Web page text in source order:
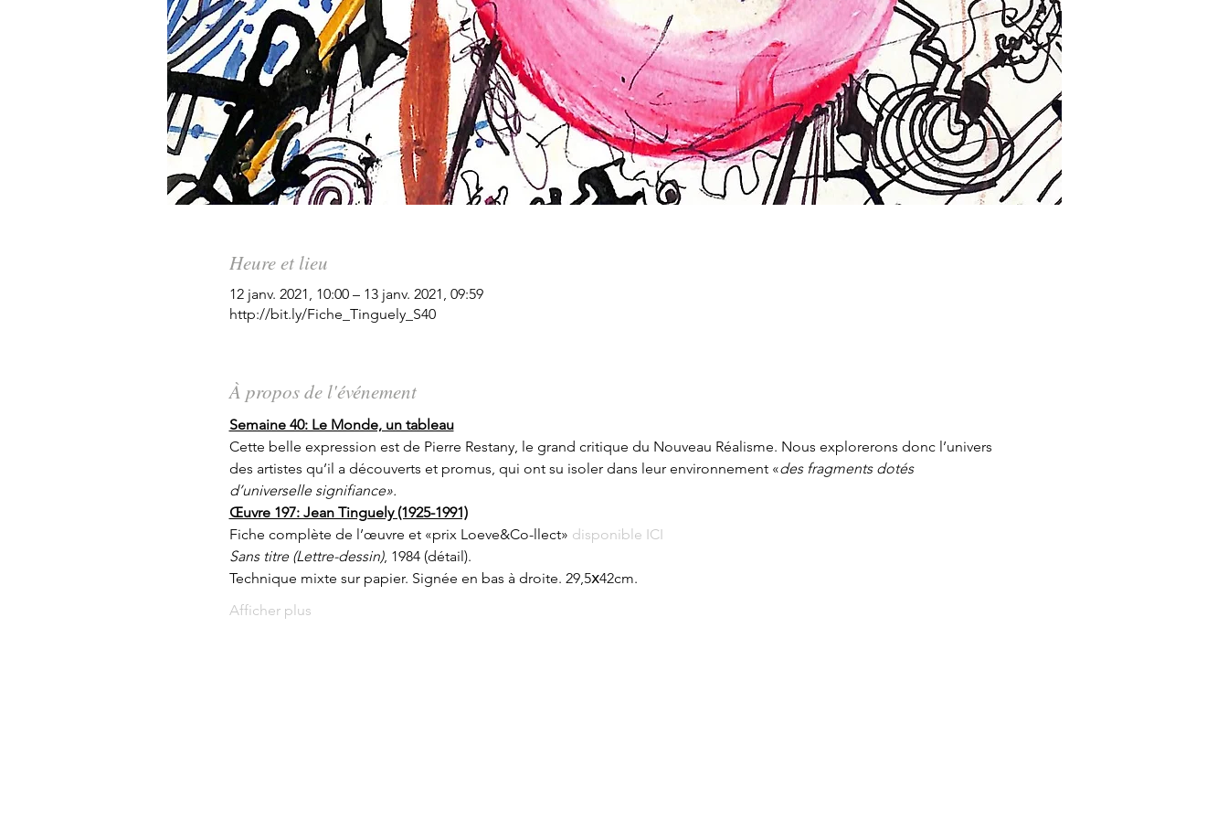
Heure et lieu
12 janv. 2021, 10:00 – 13 janv. 2021, 09:59
http://bit.ly/Fiche_Tinguely_S40
À propos de l'événement
Semaine 40: Le Monde, un tableau
Cette belle expression est de Pierre Restany, le grand critique du Nouveau Réalisme. Nous explorerons donc l’univers
des artistes qu’il a découverts et promus, qui ont su isoler dans leur environnement «des fragments dotés
d’universelle signifiance».
Œuvre 197: Jean Tinguely (1925-1991)
Fiche complète de l’œuvre et «prix Loeve&Co-llect» disponible ICI
Sans titre (Lettre-dessin), 1984 (détail).
Technique mixte sur papier. Signée en bas à droite. 29,5𝗑42cm.
Afficher plus